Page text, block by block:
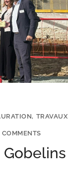
TRAVAUX
COMMENTS